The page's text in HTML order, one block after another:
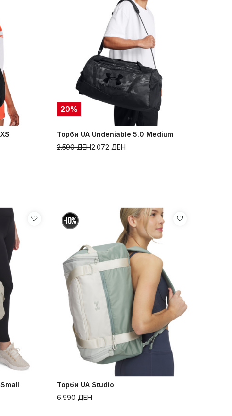
20%
Торби UA Undeniable 5.0 Medium
2.072 ДЕН
2.590ДЕН
Торби UA Studio
6.990 ДЕН